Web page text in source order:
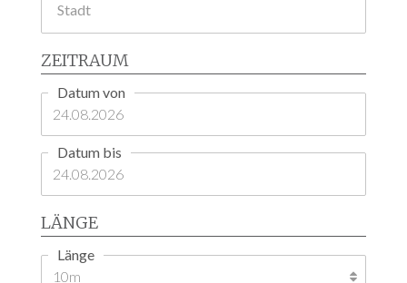
Stadt
ZEITRAUM
Datum von
Datum bis
LÄNGE
Länge